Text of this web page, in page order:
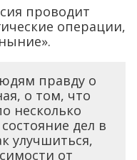
проводит
операции,
правду о
о том, что
несколько
дел в
улучшиться,
от